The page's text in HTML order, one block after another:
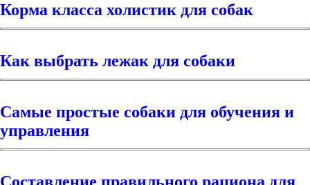
Корма класса холистик для собак
Как выбрать лежак для собаки
Самые простые собаки для обучения и
управления